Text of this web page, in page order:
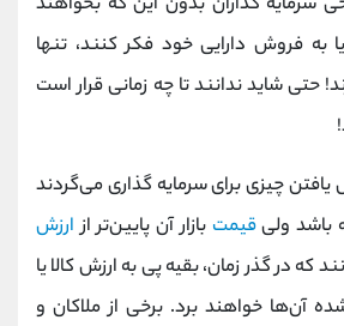
به فروش دارایی خود فکر کنند، تنها
حتی شاید ندانند تا چه زمانی قرار است
یافتن چیزی برای سرمایه گذاری می‌گردند
باشد ولیقیمت بازار آن پایین‌تر ازارزش
که در گذر زمان، بقیه پی به ارزش کالا یا
آن‌ها خواهند برد. برخی از ملاکان و